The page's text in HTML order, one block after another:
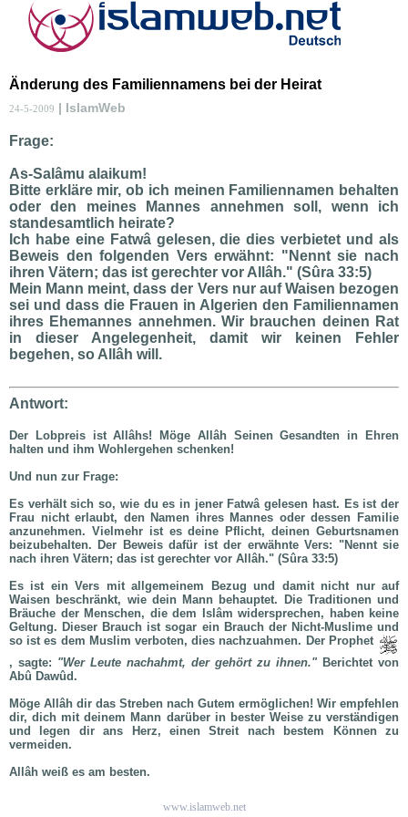
Änderung des Familiennamens bei der Heirat
24-5-2009 | IslamWeb
Frage:
As-Salâmu alaikum!
Bitte erkläre mir, ob ich meinen Familiennamen behalten
oder den meines Mannes annehmen soll, wenn ich
standesamtlich heirate?
Ich habe eine Fatwâ gelesen, die dies verbietet und als
Beweis den folgenden Vers erwähnt: "Nennt sie nach
ihren Vätern; das ist gerechter vor Allâh." (Sûra 33:5)
Mein Mann meint, dass der Vers nur auf Waisen bezogen
sei und dass die Frauen in Algerien den Familiennamen
ihres Ehemannes annehmen. Wir brauchen deinen Rat
in dieser Angelegenheit, damit wir keinen Fehler
begehen, so Allâh will.
Antwort:
Der Lobpreis ist Allâhs! Möge Allâh Seinen Gesandten in Ehren
halten und ihm Wohlergehen schenken!
Und nun zur Frage:
Es verhält sich so, wie du es in jener Fatwâ gelesen hast. Es ist der
Frau nicht erlaubt, den Namen ihres Mannes oder dessen Familie
anzunehmen. Vielmehr ist es deine Pflicht, deinen Geburtsnamen
beizubehalten. Der Beweis dafür ist der erwähnte Vers: "Nennt sie
nach ihren Vätern; das ist gerechter vor Allâh." (Sûra 33:5)
Es ist ein Vers mit allgemeinem Bezug und damit nicht nur auf
Waisen beschränkt, wie dein Mann behauptet. Die Traditionen und
Bräuche der Menschen, die dem Islâm widersprechen, haben keine
Geltung. Dieser Brauch ist sogar ein Brauch der Nicht-Muslime und
so ist es dem Muslim verboten, dies nachzuahmen. Der Prophet
, sagte: "Wer Leute nachahmt, der gehört zu ihnen." Berichtet von
Abû Dawûd.
Möge Allâh dir das Streben nach Gutem ermöglichen! Wir empfehlen
dir, dich mit deinem Mann darüber in bester Weise zu verständigen
und legen dir ans Herz, einen Streit nach bestem Können zu
vermeiden.
Allâh weiß es am besten.
www.islamweb.net